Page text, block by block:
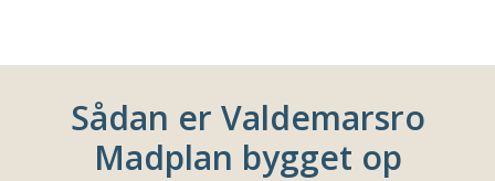
Sådan er Valdemarsro
Madplan bygget op